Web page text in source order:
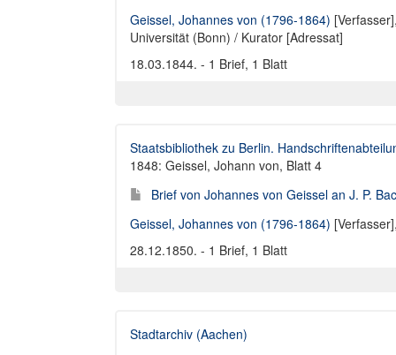
Geissel, Johannes von (1796-1864)
Universität (Bonn) / Kurator [Adressat]
18.03.1844. - 1 Brief, 1 Blatt
Staatsbibliothek zu Berlin.
1848: Geissel, Johann von, Blatt 4
Brief von Johannes von Geissel an J. P.
Geissel, Johannes von (1796-1864)
28.12.1850. - 1 Brief, 1 Blatt
Stadtarchiv (Aachen)